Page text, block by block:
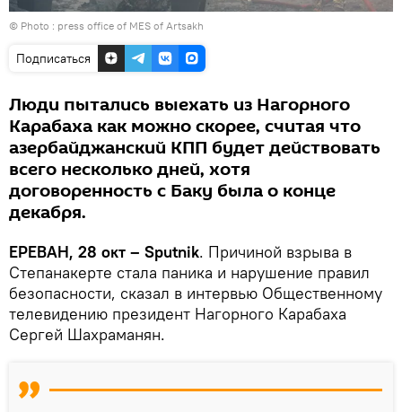
© Photo : press office of MES of Artsakh
Подписаться
Люди пытались выехать из Нагорного
Карабаха как можно скорее, считая что
азербайджанский КПП будет действовать
всего несколько дней, хотя
договоренность с Баку была о конце
декабря.
ЕРЕВАН, 28 окт – Sputnik. Причиной взрыва в
Степанакерте стала паника и нарушение правил
безопасности, сказал в интервью Общественному
телевидению президент Нагорного Карабаха
Сергей Шахраманян.